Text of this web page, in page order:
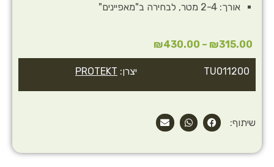
TU011200 יצרן: PROTEKT
אורך: 2-4 מטר, לבחירה ב"מאפיינים"
₪315.00
–
₪430.00
שיתוף: